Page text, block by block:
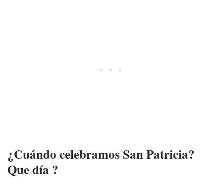
¿Cuándo celebramos San Patricia?
Que día ?